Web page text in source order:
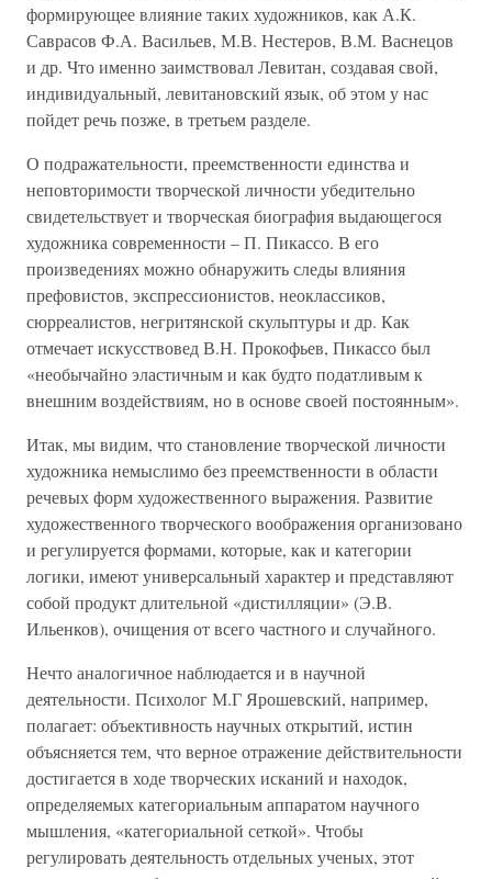
формирующее влияние таких художников, как А.К.
Саврасов Ф.А. Васильев, М.В. Нестеров, В.М. Васнецов
и др. Что именно заимствовал Левитан, создавая свой,
индивидуальный, левитановский язык, об этом у нас
пойдет речь позже, в третьем разделе.
О подражательности, преемственности единства и
неповторимости творческой личности убедительно
свидетельствует и творческая биография выдающегося
художника современности – П. Пикассо. В его
произведениях можно обнаружить следы влияния
префовистов, экспрессионистов, неоклассиков,
сюрреалистов, негритянской скульптуры и др. Как
отмечает искусствовед В.Н. Прокофьев, Пикассо был
«необычайно эластичным и как будто податливым к
внешним воздействиям, но в основе своей постоянным».
Итак, мы видим, что становление творческой личности
художника немыслимо без преемственности в области
речевых форм художественного выражения. Развитие
художественного творческого воображения организовано
и регулируется формами, которые, как и категории
логики, имеют универсальный характер и представляют
собой продукт длительной «дистилляции» (Э.В.
Ильенков), очищения от всего частного и случайного.
Нечто аналогичное наблюдается и в научной
деятельности. Психолог М.Г Ярошевский, например,
полагает: объективность научных открытий, истин
объясняется тем, что верное отражение действительности
достигается в ходе творческих исканий и находок,
определяемых категориальным аппаратом научного
мышления, «категориальной сеткой». Чтобы
регулировать деятельность отдельных ученых, этот